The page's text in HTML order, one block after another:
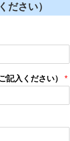
ださい）
記入ください） *